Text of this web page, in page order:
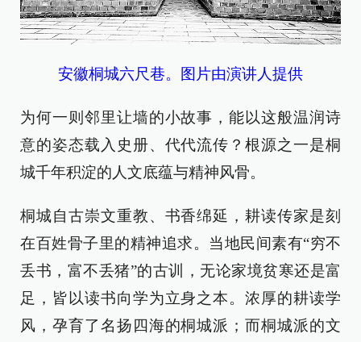
安徽桐城六尺巷。图片由演讲人提供
为何一则邻里让墙的小故事，能以这般温润诗
意的姿态载入史册、代代流传？根源之一是桐
城千年积淀的人文底蕴与精神风骨。
桐城自古崇文重教、书香绵延，耕读传家是刻
在百姓骨子里的精神追求。当地民间素有“穷不
丢书，富不丢猪”的古训，无论家境贫寒还是富
足，皆以读书向学为立身之本。浓厚的耕读学
风，孕育了名扬四海的桐城派；而桐城派的文